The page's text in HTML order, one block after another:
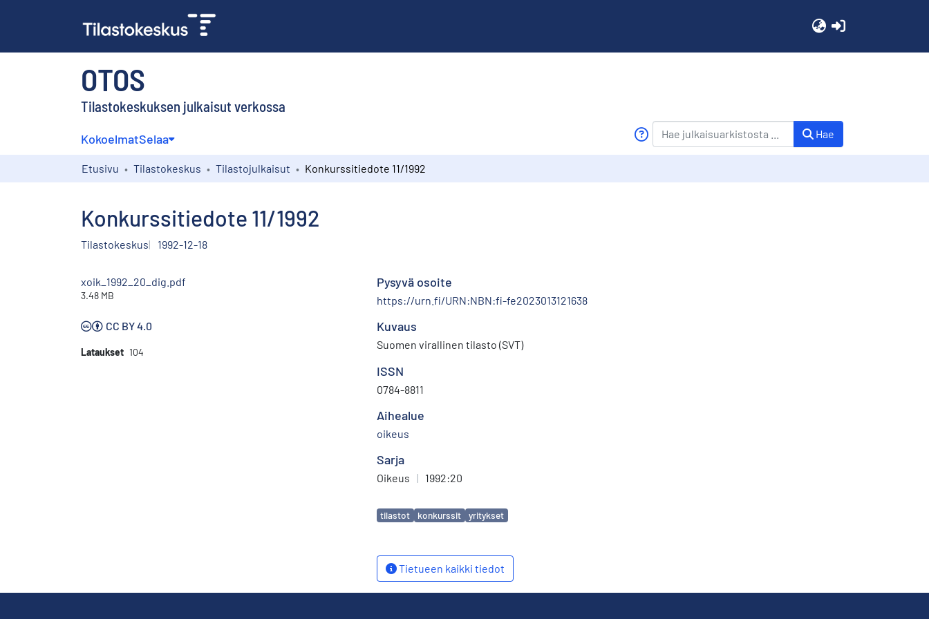
OTOS
Tilastokeskuksen julkaisut verkossa
KokoelmatSelaa Hae
Etusivu Tilastokeskus Tilastojulkaisut Konkurssitiedote 11/1992
Konkurssitiedote 11/1992
Tilastokeskus 1992-12-18
xoik_1992_20_dig.pdf
3.48 MB
CC BY 4.0
Lataukset 104
Pysyvä osoite
https://urn.fi/URN:NBN:fi-fe2023013121638
Kuvaus
Suomen virallinen tilasto (SVT)
ISSN
0784-8811
Aihealue
oikeus
Sarja
Oikeus | 1992:20
Avainsanat
tilastot konkurssit yritykset
Tietueen kaikki tiedot